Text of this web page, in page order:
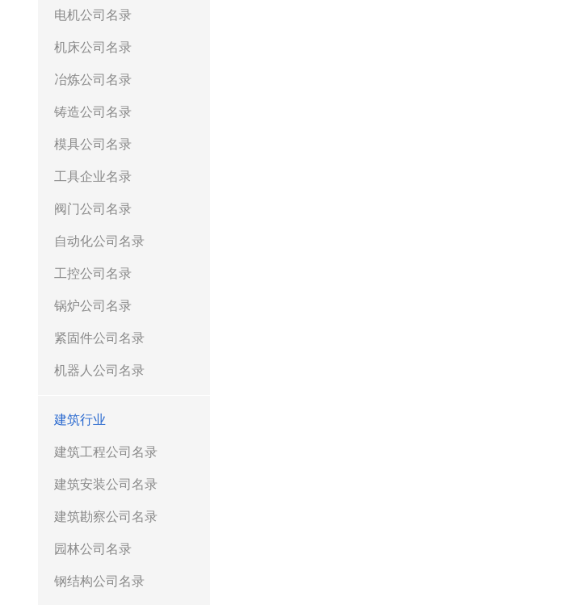
电机公司名录
机床公司名录
冶炼公司名录
铸造公司名录
模具公司名录
工具企业名录
阀门公司名录
自动化公司名录
工控公司名录
锅炉公司名录
紧固件公司名录
机器人公司名录
建筑行业
建筑工程公司名录
建筑安装公司名录
建筑勘察公司名录
园林公司名录
钢结构公司名录